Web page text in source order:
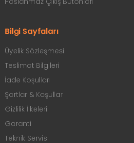
Ürünler
Manyetik Kilitler
Kapı Hidroliği
Manyetik Kilit Montaj Braketleri
Elektrikli Kilit Karşılıkları